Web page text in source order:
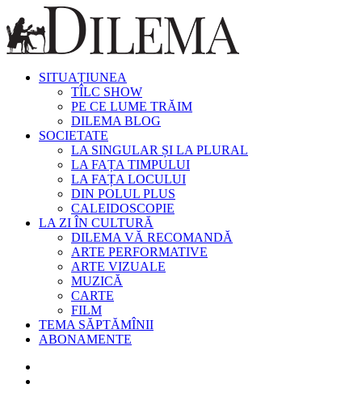
SITUAȚIUNEA
TÎLC SHOW
PE CE LUME TRĂIM
DILEMA BLOG
SOCIETATE
LA SINGULAR ȘI LA PLURAL
LA FAȚA TIMPULUI
LA FAȚA LOCULUI
DIN POLUL PLUS
CALEIDOSCOPIE
LA ZI ÎN CULTURĂ
DILEMA VĂ RECOMANDĂ
ARTE PERFORMATIVE
ARTE VIZUALE
MUZICĂ
CARTE
FILM
TEMA SĂPTĂMÎNII
ABONAMENTE